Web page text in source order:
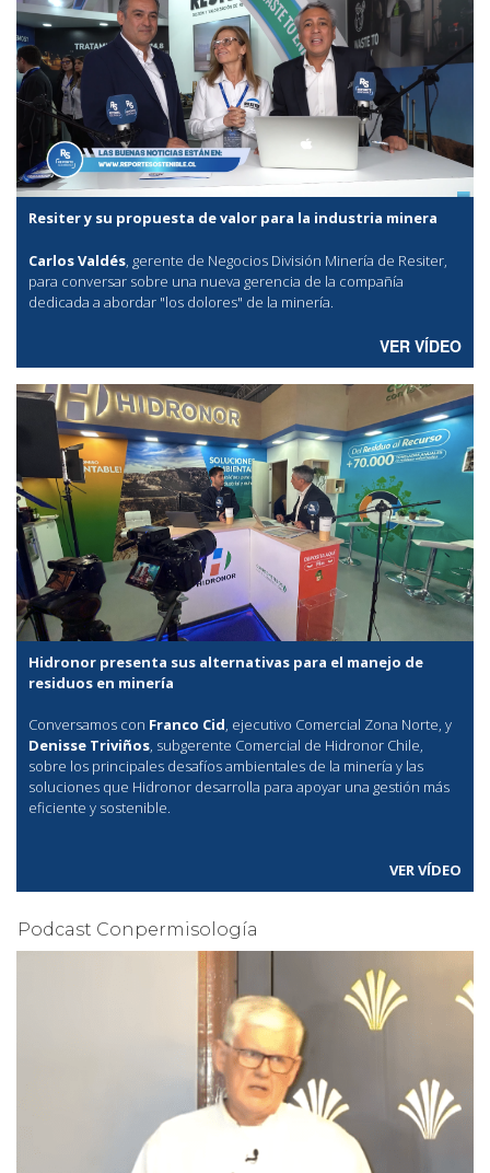
Resiter y su propuesta de valor para la industria minera
Carlos Valdés, gerente de Negocios División Minería de Resiter,
para conversar sobre una nueva gerencia de la compañía
dedicada a abordar "los dolores" de la minería.
VER VÍDEO
Hidronor presenta sus alternativas para el manejo de
residuos en minería
Conversamos con Franco Cid, ejecutivo Comercial Zona Norte, y
Denisse Triviños, subgerente Comercial de Hidronor Chile,
sobre los principales desafíos ambientales de la minería y las
soluciones que Hidronor desarrolla para apoyar una gestión más
eficiente y sostenible.
VER VÍDEO
Podcast Conpermisología